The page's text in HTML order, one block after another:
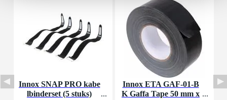
Innox SNAP PRO kabe
lbinderset (5 stuks)
Innox ETA GAF-01-B
K Gaffa Tape 50 mm x